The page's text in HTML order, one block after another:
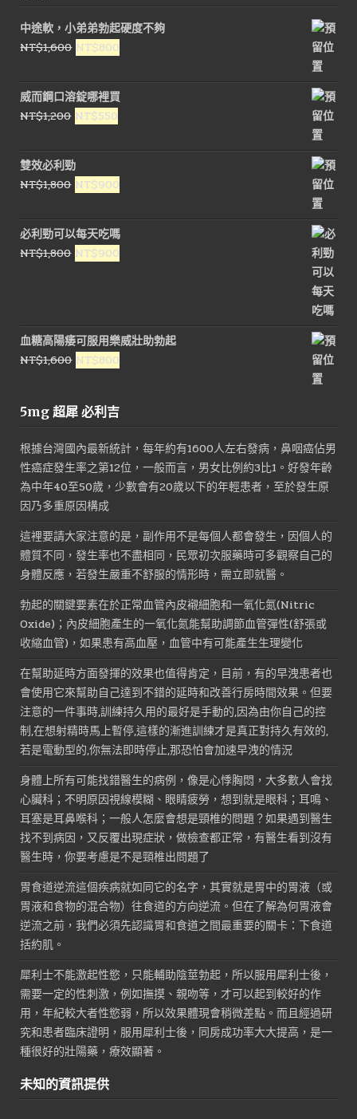
中途軟，小弟弟勃起硬度不夠
NT$1,600 原
價
格：
NT$1,600。
NT$800
價
格：
威而鋼口溶錠哪裡買
NT$1,200 原
價
格：
NT$1,200。
NT$550
價
格：
NT$550。
雙效必利勁
NT$1,800 原
價
格：
NT$1,800。
NT$900
價
格：
NT$900。
必利勁可以每天吃嗎
NT$1,800 原
NT$1,800。
NT$900
NT$900。
血糖高陽痿可服用樂威壯助勃起
NT$1,600 原
格：
NT$800
5mg 超犀 必利吉
根據台灣國內最新統計，每年約有1600人左右發病，鼻咽癌佔男
性癌症發生率之第12位，一般而言，男女比例約3比1。好發年齡
為中年40至50歲，少數會有20歲以下的年輕患者，至於發生原
因乃多重原因構成
這裡要請大家注意的是，副作用不是每個人都會發生，因個人的
體質不同，發生率也不盡相同，民眾初次服藥時可多觀察自己的
身體反應，若發生嚴重不舒服的情形時，需立即就醫。
勃起的關鍵要素在於正常血管內皮襯細胞和一氧化氮(Nitric
Oxide)；內皮細胞產生的一氧化氮能幫助調節血管彈性(舒張或
收縮血管)，如果患有高血壓，血管中有可能產生生理變化
在幫助延時方面發揮的效果也值得肯定，目前，有的早洩患者也
會使用它來幫助自己達到不錯的延時和改善行房時間效果。但要
注意的一件事時,訓練持久用的最好是手動的,因為由你自己的控
制,在想射精時馬上暫停,這樣的漸進訓練才是真正對持久有效的,
若是電動型的,你無法即時停止,那恐怕會加速早洩的情況
身體上所有可能找錯醫生的病例，像是心悸胸悶，大多數人會找
心臟科；不明原因視線模糊、眼睛疲勞，想到就是眼科；耳鳴、
耳塞是耳鼻喉科；一般人怎麼會想是頸椎的問題？如果遇到醫生
找不到病因，又反覆出現症狀，做檢查都正常，有醫生看到沒有
醫生時，你要考慮是不是頸椎出問題了
胃食道逆流這個疾病就如同它的名字，其實就是胃中的胃液（或
胃液和食物的混合物）往食道的方向逆流。但在了解為何胃液會
逆流之前，我們必須先認識胃和食道之間最重要的關卡：下食道
括約肌。
犀利士不能激起性慾，只能輔助陰莖勃起，所以服用犀利士後，
需要一定的性刺激，例如撫摸、親吻等，才可以起到較好的作
用，年紀較大者性慾弱，所以效果體現會稍微差點。而且經過研
究和患者臨床證明，服用犀利士後，同房成功率大大提高，是一
種很好的壯陽藥，療效顯著。
未知的資訊提供